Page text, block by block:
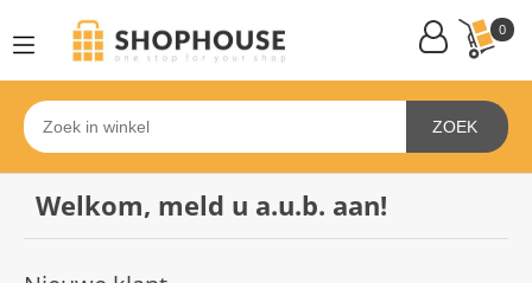
0
ZOEK
Welkom, meld u a.u.b. aan!